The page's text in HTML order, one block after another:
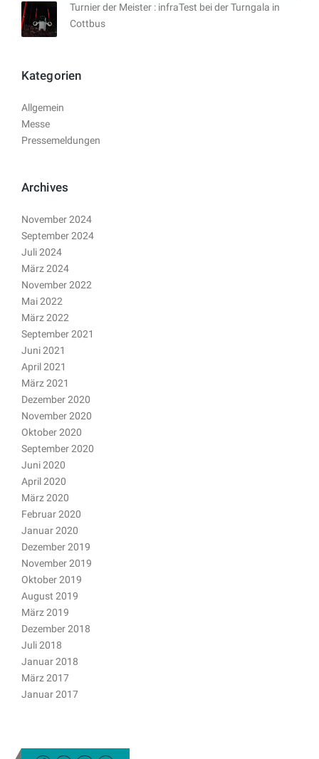
Turnier der Meister : infraTest bei der Turngala in
Cottbus
Kategorien
Allgemein
Messe
Pressemeldungen
Archives
November 2024
September 2024
Juli 2024
März 2024
November 2022
Mai 2022
März 2022
September 2021
Juni 2021
April 2021
März 2021
Dezember 2020
November 2020
Oktober 2020
September 2020
Juni 2020
April 2020
März 2020
Februar 2020
Januar 2020
Dezember 2019
November 2019
Oktober 2019
August 2019
März 2019
Dezember 2018
Juli 2018
Januar 2018
März 2017
Januar 2017